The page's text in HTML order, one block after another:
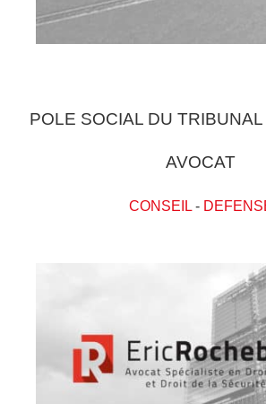
POLE SOCIAL DU
AVOCAT
CONSEIL-